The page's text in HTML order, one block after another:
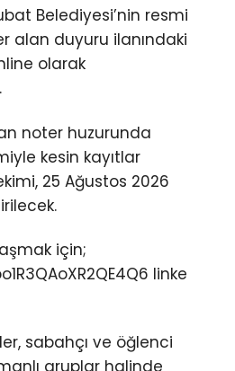
Belediyesi’nin resmi
alan duyuru ilanındaki
olarak
noter huzurunda
kesin kayıtlar
25 Ağustos 2026
için;
linke
sabahçı ve öğlenci
gruplar halinde